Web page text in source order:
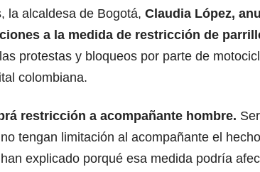
la alcaldesa de Bogotá, Claudia López,
a la medida de restricción de
protestas y bloqueos por parte de
colombiana.
restricción a acompañante hombre.
tengan limitación al acompañante el
explicado porqué esa medida podría